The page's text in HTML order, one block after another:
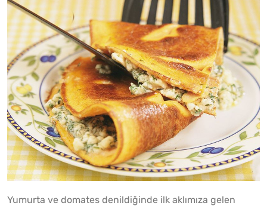
Yumurta ve domates denildiğinde ilk aklımıza gelen